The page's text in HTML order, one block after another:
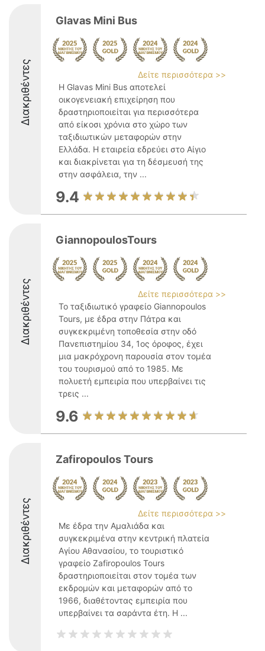
Διακριθέντες
Glavas Mini Bus
Δείτε περισσότερα >>
Η Glavas Mini Bus αποτελεί
οικογενειακή επιχείρηση που
δραστηριοποιείται για περισσότερα
από είκοσι χρόνια στο χώρο των
ταξιδιωτικών μεταφορών στην
Ελλάδα. Η εταιρεία εδρεύει στο Αίγιο
και διακρίνεται για τη δέσμευσή της
στην ασφάλεια, την ...
9.4
Διακριθέντες
GiannopoulosTours
Δείτε περισσότερα >>
Το ταξιδιωτικό γραφείο Giannopoulos
Tours, με έδρα στην Πάτρα και
συγκεκριμένη τοποθεσία στην οδό
Πανεπιστημίου 34, 1ος όροφος, έχει
μια μακρόχρονη παρουσία στον τομέα
του τουρισμού από το 1985. Με
πολυετή εμπειρία που υπερβαίνει τις
τρεις ...
9.6
Διακριθέντες
Zafiropoulos Tours
Δείτε περισσότερα >>
Με έδρα την Αμαλιάδα και
συγκεκριμένα στην κεντρική πλατεία
Αγίου Αθανασίου, το τουριστικό
γραφείο Zafiropoulos Tours
δραστηριοποιείται στον τομέα των
εκδρομών και μεταφορών από το
1966, διαθέτοντας εμπειρία που
υπερβαίνει τα σαράντα έτη. Η ...